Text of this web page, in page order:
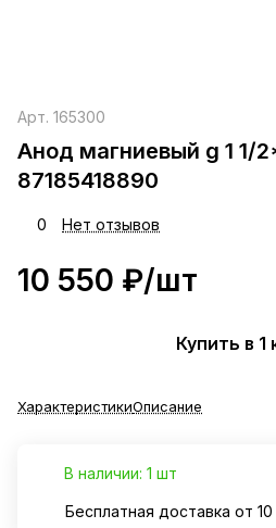
Арт. 165300
Анод магниевый g 1 1/
87185418890
0 Нет отзывов
10 550 ₽/шт
Купить в 1
ХарактеристикиОписание
В наличии: 1 шт
Бесплатная доставка от